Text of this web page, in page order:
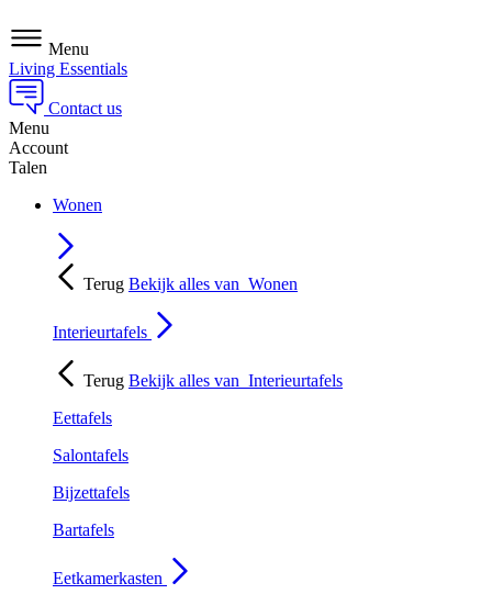
Menu
Living Essentials
Contact us
Menu
Account
Talen
Wonen
Terug Bekijk alles van Wonen
Interieurtafels
Terug Bekijk alles van Interieurtafels
Eettafels
Salontafels
Bijzettafels
Bartafels
Eetkamerkasten